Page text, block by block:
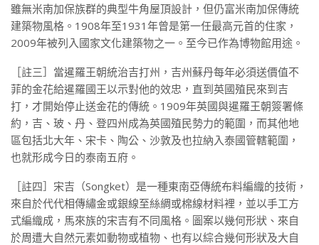
雖無米南加保族群的典型牛角屋頂設計，但仍富米南加保傳統
建築物風格。1908年至1931年曾是第一任最高元首的住家，
2009年被列入國家文化建築物之一。至今已作為博物館用途。
［註三］當暹羅王朝統治吉打州，吉州蘇丹每年必須送價值不
菲的金花給暹羅國王以示對他的效忠，直到英國殖民來到吉
打，才開始停止送金花的傳統。1909年英國與暹羅王朝簽署條
約，吉、玻、丹、登四州成為英國殖民勢力的範圍，而其他地
區包括北大年、宋卡、陶公、沙敦及也拉納入泰國管轄範圍，
也就形成今日的泰南五府。
［註四］宋吉（Songket）是一種東南亞傳統布料編織的技術，
來自於代代相傳繡金或銀線至絲綢或棉線材料裡，並以手工方
式編織成，馬來族的宋吉有不同風格。圖案以幾何形狀、來自
於周遭大自然元素如動物或植物、也有以綜合幾何形狀及大自